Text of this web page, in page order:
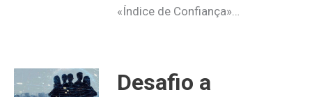
«Índice de Confiança»…
Desafio a